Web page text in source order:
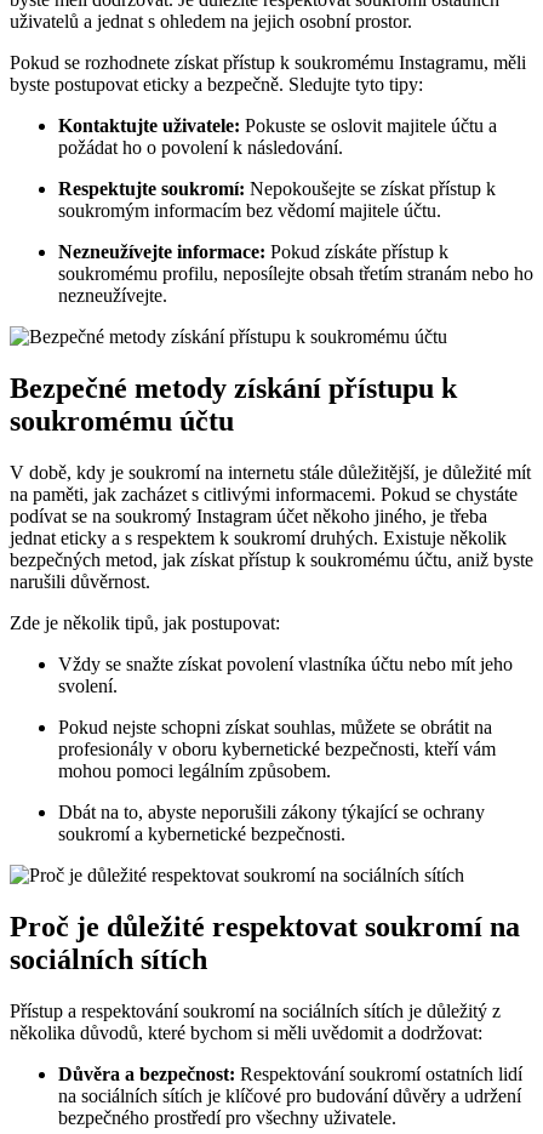
uživatelů a jednat s ohledem na jejich osobní prostor.
Pokud se rozhodnete získat přístup k soukromému Instagramu, měli
byste postupovat eticky a bezpečně. Sledujte tyto tipy:
Kontaktujte uživatele: Pokuste se oslovit majitele účtu a
požádat ho o povolení k následování.
Respektujte soukromí: Nepokoušejte se získat přístup k
soukromým informacím bez vědomí majitele účtu.
Nezneužívejte informace: Pokud získáte přístup k
soukromému profilu, neposílejte obsah třetím stranám nebo ho
nezneužívejte.
Bezpečné metody získání přístupu k
soukromému účtu
V době, kdy je soukromí na internetu stále důležitější, je důležité mít
na paměti, jak zacházet s citlivými informacemi. Pokud se chystáte
podívat se na soukromý Instagram účet někoho jiného, je třeba
jednat eticky a s respektem k soukromí druhých. Existuje několik
bezpečných metod, jak získat přístup k soukromému účtu, aniž byste
narušili důvěrnost.
Zde je několik tipů, jak postupovat:
Vždy se snažte získat povolení vlastníka účtu nebo mít jeho
svolení.
Pokud nejste schopni získat souhlas, můžete se obrátit na
profesionály v oboru kybernetické bezpečnosti, kteří vám
mohou pomoci legálním způsobem.
Dbát na to, abyste neporušili zákony týkající se ochrany
soukromí a kybernetické bezpečnosti.
Proč je důležité respektovat soukromí na
sociálních sítích
Přístup a respektování soukromí na sociálních sítích je důležitý z
několika důvodů, které bychom si měli uvědomit a dodržovat:
Důvěra a bezpečnost: Respektování soukromí ostatních lidí
na sociálních sítích je klíčové pro budování důvěry a udržení
bezpečného prostředí pro všechny uživatele.